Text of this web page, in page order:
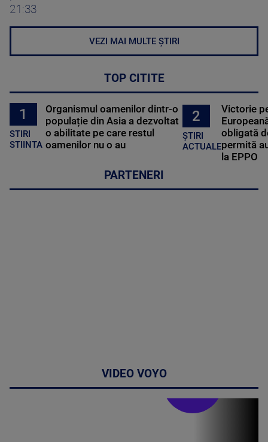
21:33
VEZI MAI MULTE ȘTIRI
TOP CITITE
1
STIRI
STIINTA
Organismul oamenilor dintr-o
populație din Asia a dezvoltat
o abilitate pe care restul
oamenilor nu o au
2
ȘTIRI
ACTUALE
Victorie
obligată
permită
la EPPO
PARTENERI
VIDEO VOYO